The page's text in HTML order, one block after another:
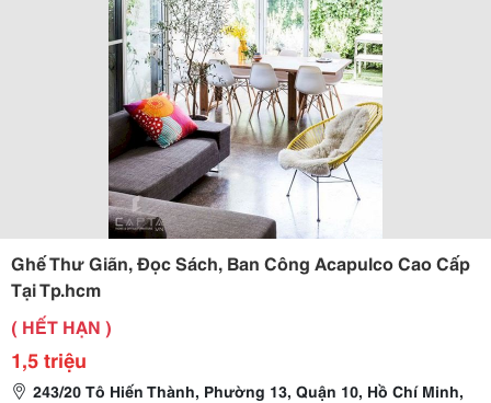
Ghế Thư Giãn, Đọc Sách, Ban Công Acapulco Cao Cấp
Tại Tp.hcm
( HẾT HẠN )
1,5 triệu
243/20 Tô Hiến Thành, Phường 13, Quận 10, Hồ Chí Minh,